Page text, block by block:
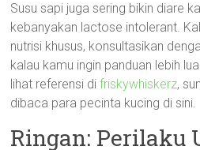
Susu sapi juga sering bikin diare
kebanyakan lactose intolerant.
nutrisi khusus, konsultasikan
kalau kamu ingin panduan lebih
lihat referensi difriskywhiskerz,
dibaca para pecinta kucing di sini.
Ringan: Perilaku